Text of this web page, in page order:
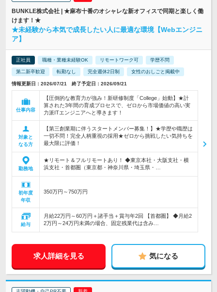
BUNKLE株式会社 | ★麻布十番のオシャレな新オフィスで同期と楽しく働
けます！★
★未経験から本気で成長したい人に最適な環境【Webエンジニ
ア】
正社員 職種・業種未経験OK リモートワーク可 学歴不問
第二新卒歓迎 転勤なし 完全週休2日制 女性のおしごと掲載中
情報更新日：2026/07/21 終了予定日：2026/09/21
仕事内容
【圧倒的な教育力が強み！新研修制度「College」始動】★計
算された3年間の育成プロセスで、ゼロから市場価値の高い実
力派ITエンジニアへと導きます！
対象と
なる方
【第三創業期に伴うスタートメンバー募集！】★学歴や職歴は
一切不問！完全人柄重視の採用★ゼロから挑戦したい気持ちを
最大限に評価！
勤務地
★リモート＆フルリモートあり！ ◆東京本社・大阪支社・横
浜支社・首都圏（東京都・神奈川県・埼玉県・…
初年度
年収
350万円～750万円
給与
月給22万円～60万円＋諸手当＋賞与年2回 【首都圏】 ◆月給2
2万円～24万円未満の場合、固定残業代は含み…
求人詳細を見る 気になる